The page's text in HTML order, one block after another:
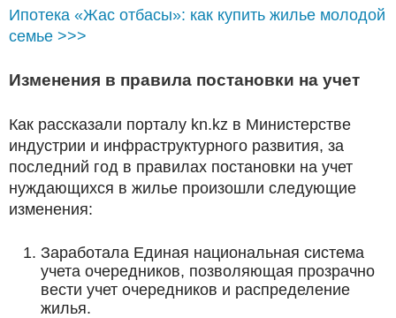
Ипотека «Жас отбасы»: как купить жилье молодой
семье >>>
Изменения в правила постановки на учет
Как рассказали порталу kn.kz в Министерстве
индустрии и инфраструктурного развития, за
последний год в правилах постановки на учет
нуждающихся в жилье произошли следующие
изменения:
Заработала Единая национальная система
учета очередников, позволяющая прозрачно
вести учет очередников и распределение
жилья.